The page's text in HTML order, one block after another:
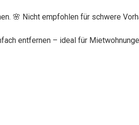
🌸 Nicht empfohlen für schwere
entfernen – ideal für